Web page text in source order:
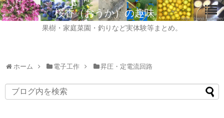
桜香（おうか）の趣味
果樹・家庭菜園・釣りなど実体験等まとめ。
ホーム 電子工作 昇圧・定電流回路